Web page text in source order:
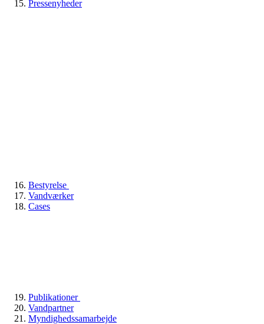
Pressenyheder
Bestyrelse
Vandværker
Cases
Publikationer
Vandpartner
Myndighedssamarbejde